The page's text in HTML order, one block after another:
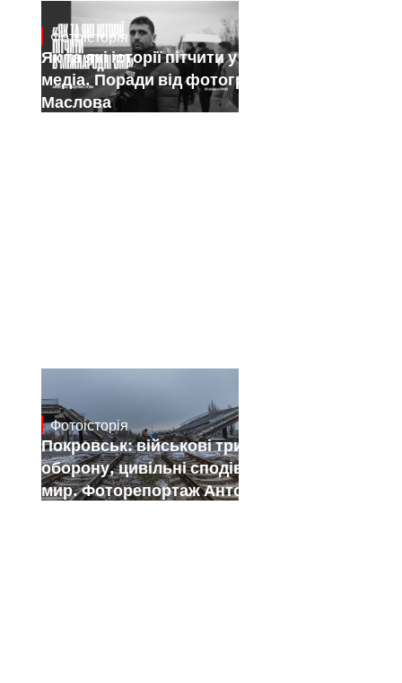
Фотоісторія
Як та які історії пітчити у міжнародні
медіа. Поради від фотографа Саші
Маслова
Фотоісторія
Покровськ: військові тримають
оборону, цивільні сподіваються на
мир. Фоторепортаж Антона Штуки